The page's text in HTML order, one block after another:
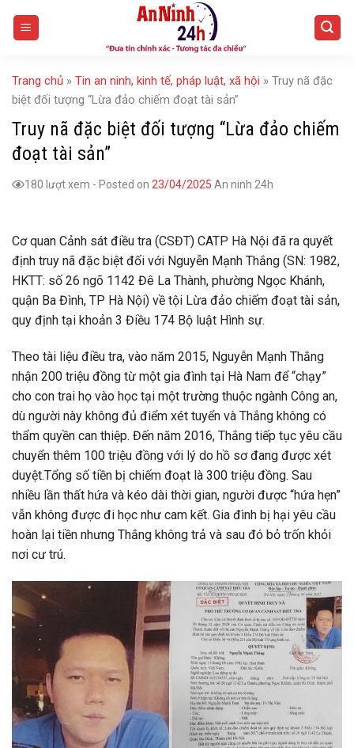
Trang chủ » Tin an ninh, kinh tế, pháp luật, xã hội » Truy nã đặc
biệt đối tượng “Lừa đảo chiếm đoạt tài sản”
Truy nã đặc biệt đối tượng “Lừa đảo chiếm
đoạt tài sản”
180 lượt xem - Posted on 23/04/2025 An ninh 24h
Cơ quan Cảnh sát điều tra (CSĐT) CATP Hà Nội đã ra quyết
định truy nã đặc biệt đối với Nguyễn Mạnh Thắng (SN: 1982,
HKTT: số 26 ngõ 1142 Đê La Thành, phường Ngọc Khánh,
quận Ba Đình, TP Hà Nội) về tội Lừa đảo chiếm đoạt tài sản,
quy định tại khoản 3 Điều 174 Bộ luật Hình sự.
Theo tài liệu điều tra, vào năm 2015, Nguyễn Mạnh Thắng
nhận 200 triệu đồng từ một gia đình tại Hà Nam để “chạy”
cho con trai họ vào học tại một trường thuộc ngành Công an,
dù người này không đủ điểm xét tuyển và Thắng không có
thẩm quyền can thiệp. Đến năm 2016, Thắng tiếp tục yêu cầu
chuyển thêm 100 triệu đồng với lý do hồ sơ đang được xét
duyệt.Tổng số tiền bị chiếm đoạt là 300 triệu đồng. Sau
nhiều lần thất hứa và kéo dài thời gian, người được “hứa hẹn”
vẫn không được đi học như cam kết. Gia đình bị hại yêu cầu
hoàn lại tiền nhưng Thắng không trả và sau đó bỏ trốn khỏi
nơi cư trú.